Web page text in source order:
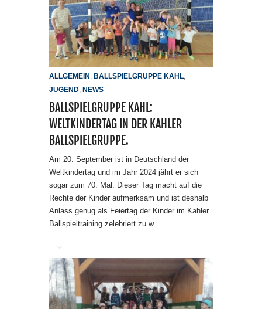
ALLGEMEIN , BALLSPIELGRUPPE KAHL,
JUGEND, NEWS
BALLSPIELGRUPPE KAHL:
WELTKINDERTAG IN DER KAHLER
BALLSPIELGRUPPE.
Am 20. September ist in Deutschland der
Weltkindertag und im Jahr 2024 jährt er sich
sogar zum 70. Mal. Dieser Tag macht auf die
Rechte der Kinder aufmerksam und ist deshalb
Anlass genug als Feiertag der Kinder im Kahler
Ballspieltraining zelebriert zu w